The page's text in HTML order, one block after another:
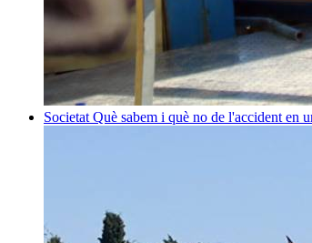
Societat Què sabem i què no de l'accident en